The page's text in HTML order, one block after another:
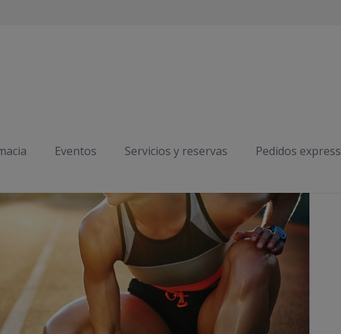
Eventos Servicios y reservas Pedidos express